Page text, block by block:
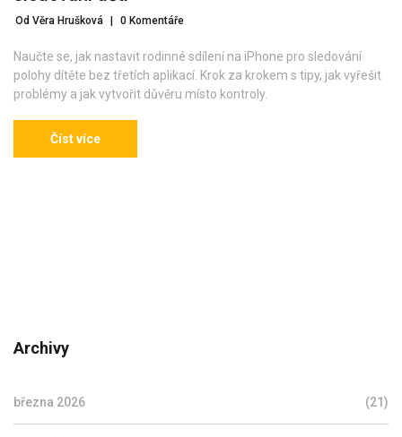
Od Věra Hrušková 0 Komentáře
Naučte se, jak nastavit rodinné sdílení na iPhone pro sledování
polohy dítěte bez třetích aplikací. Krok za krokem s tipy, jak vyřešit
problémy a jak vytvořit důvěru místo kontroly.
Číst více
Archivy
března 2026 (21)